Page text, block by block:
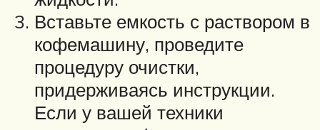
Вставьте емкость с раствором в
кофемашину, проведите
процедуру очистки,
придерживаясь инструкции.
Если у вашей техники